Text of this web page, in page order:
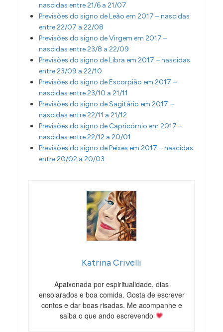
nascidas entre 21/6 a 21/07
Previsões do signo de Leão em 2017 – nascidas
entre 22/07 a 22/08
Previsões do signo de Virgem em 2017 –
nascidas entre 23/8 a 22/09
Previsões do signo de Libra em 2017 – nascidas
entre 23/09 a 22/10
Previsões do signo de Escorpião em 2017 –
nascidas entre 23/10 a 21/11
Previsões do signo de Sagitário em 2017 –
nascidas entre 22/11 a 21/12
Previsões do signo de Capricórnio em 2017 –
nascidas entre 22/12 a 20/01
Previsões do signo de Peixes em 2017 – nascidas
entre 20/02 a 20/03
Katrina Crivelli
Apaixonada por espiritualidade, dias
ensolarados e boa comida. Gosta de escrever
contos e dar boas risadas. Me acompanhe e
saiba o que ando escrevendo